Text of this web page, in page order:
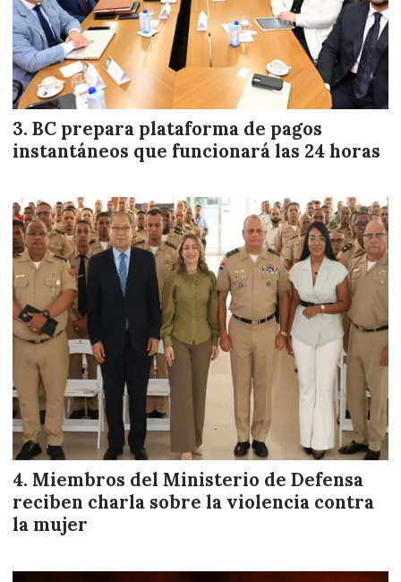
BC prepara plataforma de pagos
instantáneos que funcionará las 24 horas
Miembros del Ministerio de Defensa
reciben charla sobre la violencia contra
la mujer